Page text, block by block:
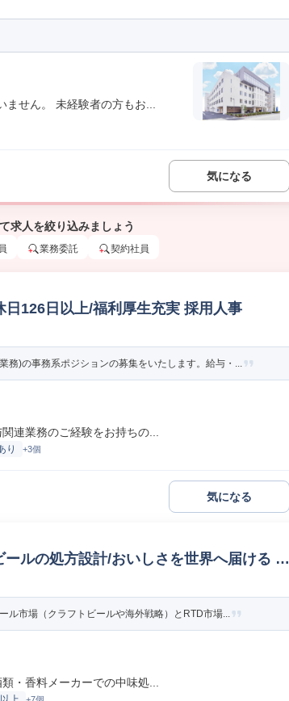
せん。 未経験者の方もお...
気になる
求人を絞り込みましょう
業務委託 契約社員
日126日以上/福利厚生充実 採用人事
務)の事務系ポジションの募集をいたします。給与・...
連業務のご経験をお持ちの...
り +3個
気になる
ールの処方設計/おいしさを世界へ届ける 商
ル市場（クラフトビールや海外戦略）とRTD市場...
・香料メーカーでの中味処...